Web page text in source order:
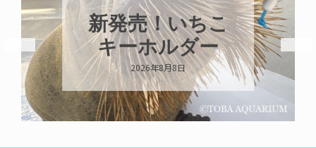
パラオオウム
ガイが交接して
います
2026年8月7日